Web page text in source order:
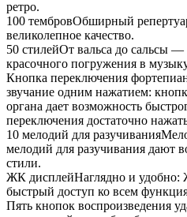
ретро.
100 тембровОбширный
великолепное качество.
50 стилейОт вальса до сальсы
красочного погружения в
Кнопка переключения
звучание одним нажатием:
органа дает возможность
переключения достаточно
10 мелодий для
мелодий для разучивания дают
стили.
ЖК дисплейНаглядно и удобно:
быстрый доступ ко всем
Пять кнопок воспроизведения